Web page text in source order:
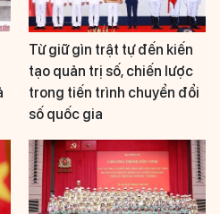
Từ giữ gìn trật tự đến kiến
tạo quản trị số, chiến lược
trong tiến trình chuyển đổi
số quốc gia